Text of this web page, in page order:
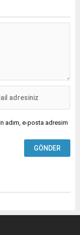
adım, e-posta adresim